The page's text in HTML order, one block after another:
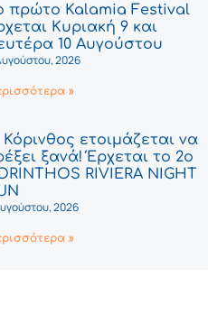
πρώτο Kalamia Festival
Κυριακή 9 και
10 Αυγούστου
2026
»
ετοιμάζεται να
ξανά! Έρχεται το 2ο
RIVIERA NIGHT
2026
»